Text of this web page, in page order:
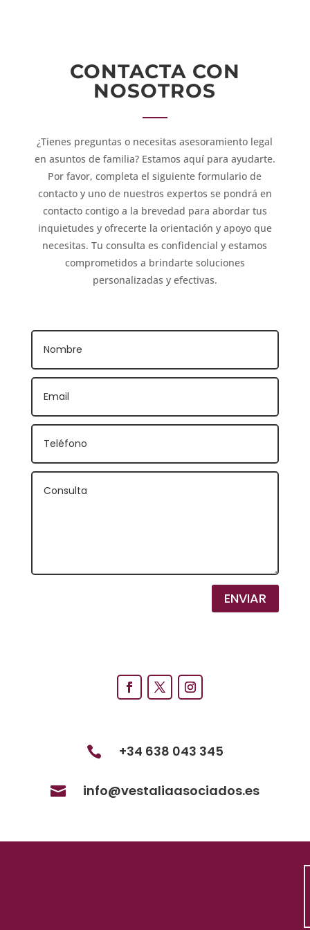
CONTACTA CON
NOSOTROS
¿Tienes preguntas o necesitas asesoramiento legal
en asuntos de familia? Estamos aquí para ayudarte.
Por favor, completa el siguiente formulario de
contacto y uno de nuestros expertos se pondrá en
contacto contigo a la brevedad para abordar tus
inquietudes y ofrecerte la orientación y apoyo que
necesitas. Tu consulta es confidencial y estamos
comprometidos a brindarte soluciones
personalizadas y efectivas.
ENVIAR
 +34 638 043 345
 info@vestaliaasociados.es